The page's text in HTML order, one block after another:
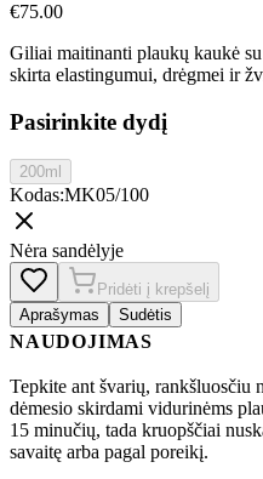
€75.00
Giliai maitinanti plaukų kaukė
skirta elastingumui, drėgmei ir
Pasirinkite dydį
200ml
Kodas:MK05/100
Nėra sandėlyje
Pridėti į krepšelį
Aprašymas
Sudėtis
NAUDOJIMAS
Tepkite ant švarių, rankšluosčiu
dėmesio skirdami vidurinėms
15 minučių, tada kruopščiai
savaitę arba pagal poreikį.